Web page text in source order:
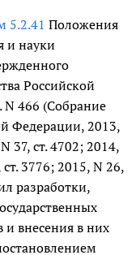
5.2.41 Положения
и науки
Российской
466 (Собрание
Федерации, 2013,
37, ст. 4702; 2014,
ст. 3776; 2015, N 26,
разработки,
и внесения в них